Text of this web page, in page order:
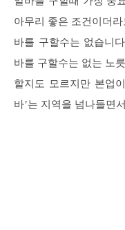
아무리 좋은 조건이더
바를 구할수는 없습니
바를 구할수는 없는 노
할지도 모르지만 본업
바’는 지역을 넘나들면